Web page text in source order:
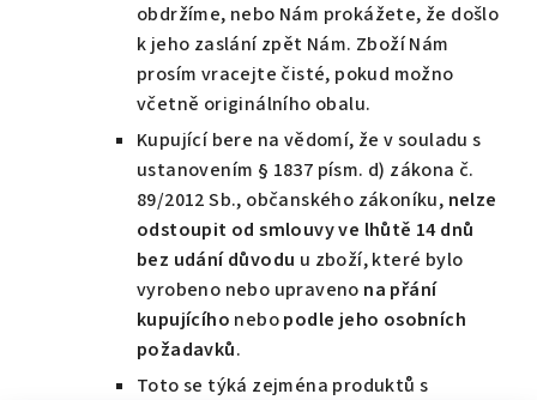
obdržíme, nebo Nám prokážete, že došlo
k jeho zaslání zpět Nám. Zboží Nám
prosím vracejte čisté, pokud možno
včetně originálního obalu.
Kupující bere na vědomí, že v souladu s
ustanovením § 1837 písm. d) zákona č.
89/2012 Sb., občanského zákoníku, nelze
odstoupit od smlouvy ve lhůtě 14 dnů
bez udání důvodu u zboží, které bylo
vyrobeno nebo upraveno na přání
kupujícího nebopodle jeho osobních
požadavků.
Toto se týká zejména produktů s